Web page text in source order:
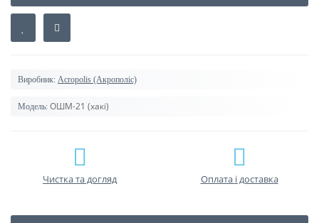
Виробник: Acropolis (Акрополіс)
Модель: ОШМ-21 (хакі)
Чистка та догляд Оплата і доставка